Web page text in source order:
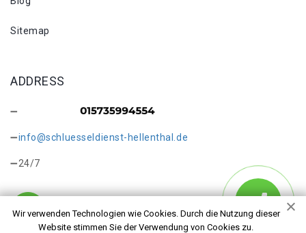
Wir verwenden Technologien wie Cookies. Durch die Nutzung dieser
Website stimmen Sie der Verwendung von Cookies zu.
Sitemap
ADDRESS
info@schluesseldienst-hellenthal.de
24/7